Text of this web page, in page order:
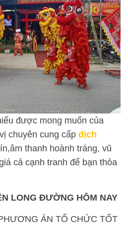
được mong muốn của
chuyên cung cấp dịch
thanh hoành tráng, vũ
cả cạnh tranh để bạn thỏa
LONG ĐƯỜNG HÔM NAY
ÁN TỔ CHỨC TỐT